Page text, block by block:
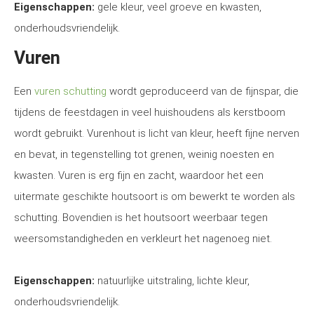
Eigenschappen: gele kleur, veel groeve en kwasten,
onderhoudsvriendelijk.
Vuren
Een vuren schutting wordt geproduceerd van de fijnspar, die
tijdens de feestdagen in veel huishoudens als kerstboom
wordt gebruikt. Vurenhout is licht van kleur, heeft fijne nerven
en bevat, in tegenstelling tot grenen, weinig noesten en
kwasten. Vuren is erg fijn en zacht, waardoor het een
uitermate geschikte houtsoort is om bewerkt te worden als
schutting. Bovendien is het houtsoort weerbaar tegen
weersomstandigheden en verkleurt het nagenoeg niet.
Eigenschappen: natuurlijke uitstraling, lichte kleur,
onderhoudsvriendelijk.